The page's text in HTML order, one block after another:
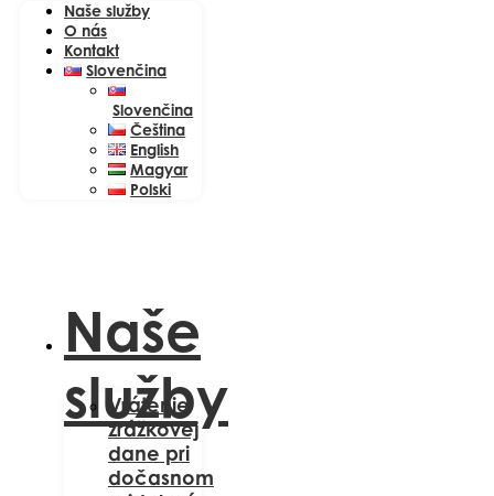
Naše služby
O nás
Kontakt
Slovenčina
Slovenčina
Čeština
English
Magyar
Polski
Naše
služby
Vrátenie
zrážkovej
dane pri
dočasnom